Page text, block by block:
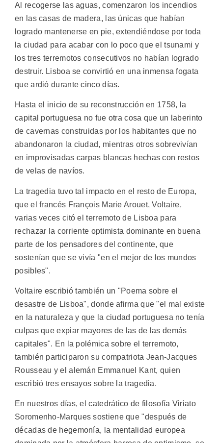
Al recogerse las aguas, comenzaron los incendios
en las casas de madera, las únicas que habían
logrado mantenerse en pie, extendiéndose por toda
la ciudad para acabar con lo poco que el tsunami y
los tres terremotos consecutivos no habían logrado
destruir. Lisboa se convirtió en una inmensa fogata
que ardió durante cinco días.
Hasta el inicio de su reconstrucción en 1758, la
capital portuguesa no fue otra cosa que un laberinto
de cavernas construidas por los habitantes que no
abandonaron la ciudad, mientras otros sobrevivían
en improvisadas carpas blancas hechas con restos
de velas de navíos.
La tragedia tuvo tal impacto en el resto de Europa,
que el francés François Marie Arouet, Voltaire,
varias veces citó el terremoto de Lisboa para
rechazar la corriente optimista dominante en buena
parte de los pensadores del continente, que
sostenían que se vivía "en el mejor de los mundos
posibles".
Voltaire escribió también un "Poema sobre el
desastre de Lisboa", donde afirma que "el mal existe
en la naturaleza y que la ciudad portuguesa no tenía
culpas que expiar mayores de las de las demás
capitales". En la polémica sobre el terremoto,
también participaron su compatriota Jean-Jacques
Rousseau y el alemán Emmanuel Kant, quien
escribió tres ensayos sobre la tragedia.
En nuestros días, el catedrático de filosofía Viriato
Soromenho-Marques sostiene que "después de
décadas de hegemonía, la mentalidad europea